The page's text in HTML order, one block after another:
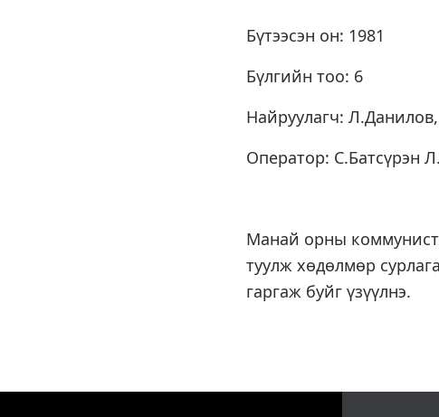
Бүтээсэн он: 1981
Бүлгийн тоо: 6
Найруулагч:
Оператор: С.Батсүрэн
Манай орны
туулж хөдөлмөр
гаргаж буйг үзүүлнэ.